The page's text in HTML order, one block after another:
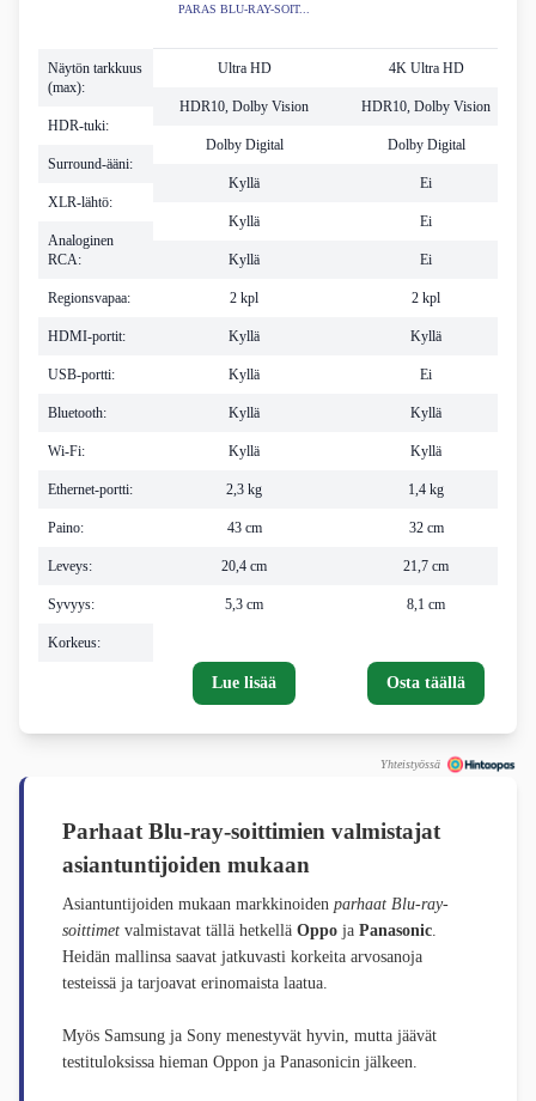
Näytön tarkkuus
(max):
HDR-tuki:
Surround-ääni:
XLR-lähtö:
Analoginen
RCA:
Regionsvapaa:
HDMI-portit:
USB-portti:
Bluetooth:
Wi-Fi:
Ethernet-portti:
Paino:
Leveys:
Syvyys:
Korkeus:
PARAS BLU-RAY-SOIT...
Ultra HD
HDR10, Dolby Vision
Dolby Digital
Kyllä
Kyllä
Kyllä
2 kpl
Kyllä
Kyllä
Kyllä
Kyllä
2,3 kg
43 cm
20,4 cm
5,3 cm
Lue lisää
4K Ultra HD
HDR10, Dolby Vision
Dolby Digital
Ei
Ei
Ei
2 kpl
Kyllä
Ei
Kyllä
Kyllä
1,4 kg
32 cm
21,7 cm
8,1 cm
Osta täällä
Yhteistyössä
Parhaat Blu-ray-soittimien valmistajat
asiantuntijoiden mukaan
Asiantuntijoiden mukaan markkinoiden parhaat Blu-ray-
soittimet valmistavat tällä hetkellä Oppo ja Panasonic
Heidän mallinsa saavat jatkuvasti korkeita arvosanoja
testeissä ja tarjoavat erinomaista laatua.
Myös Samsung ja Sony menestyvät hyvin, mutta jäävät
testituloksissa hieman Oppon ja Panasonicin jälkeen.